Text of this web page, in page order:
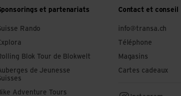
et partenariats
Rando
Blok Tour de Blokwelt
de Jeunesse
Adventure Tours
Contact et conseil
info@transa.ch
Téléphone
Magasins
Cartes cadeaux